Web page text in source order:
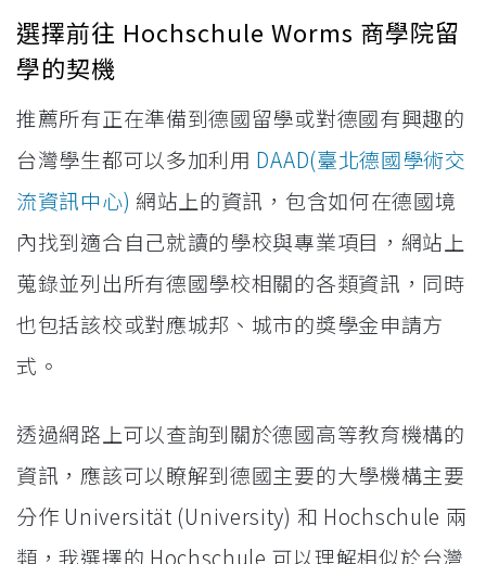
選擇前往 Hochschule Worms 商學院留
學的契機
推薦所有正在準備到德國留學或對德國有興趣的
台灣學生都可以多加利用 DAAD(臺北德國學術交
流資訊中心) 網站上的資訊，包含如何在德國境
內找到適合自己就讀的學校與專業項目，網站上
蒐錄並列出所有德國學校相關的各類資訊，同時
也包括該校或對應城邦、城市的獎學金申請方
式。
透過網路上可以查詢到關於德國高等教育機構的
資訊，應該可以瞭解到德國主要的大學機構主要
分作 Universität (University) 和 Hochschule 兩
類，我選擇的 Hochschule 可以理解相似於台灣